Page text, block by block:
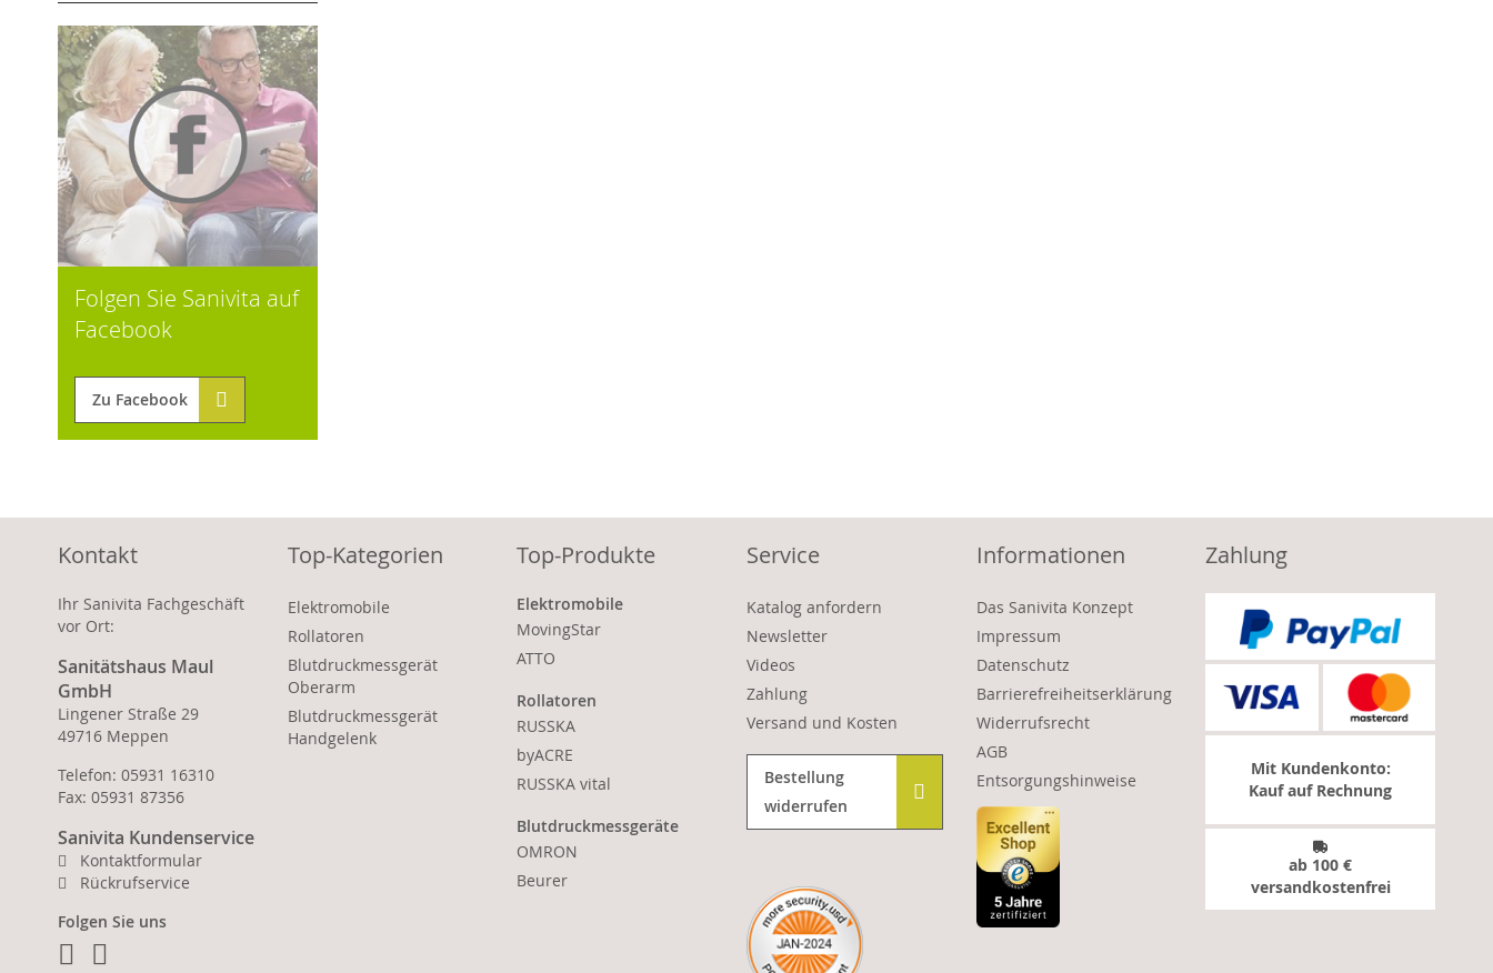
Folgen Sie Sanivita auf
Facebook
Zu Facebook
Kontakt
Ihr Sanivita Fachgeschäft
vor Ort:
Sanitätshaus Maul
GmbH
Lingener Straße 29
49716 Meppen
Telefon: 05931 16310
Fax: 05931 87356
Sanivita Kundenservice
Kontaktformular
Rückrufservice
Folgen Sie uns
Facebook
Top-Kategorien
Elektromobile
Rollatoren
Blutdruckmessgerät
Oberarm
Blutdruckmessgerät
Handgelenk
Top-Produkte
Elektromobile
MovingStar
ATTO
Rollatoren
RUSSKA
byACRE
RUSSKA vital
Blutdruckmessgeräte
OMRON
Beurer
Service
Katalog anfordern
Newsletter
Videos
Zahlung
Versand und Kosten
Bestellung
widerrufen
Informationen
Das Sanivita Konzept
Impressum
Datenschutz
Barrierefreiheitserklärung
Widerrufsrecht
AGB
Entsorgungshinweise
Zahlung
Mit Kundenkonto:
Kauf auf Rechnung
ab 100 €
versandkostenfrei